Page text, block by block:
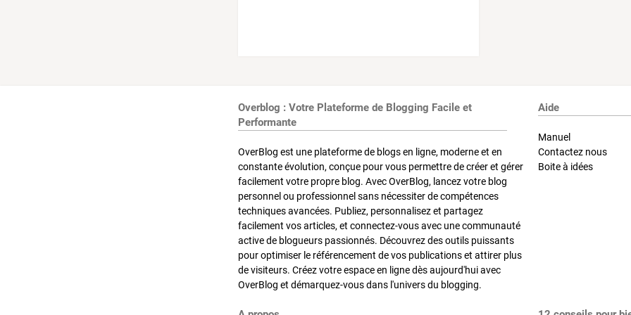
Overblog : Votre Plateforme de Blogging Facile et
Performante
OverBlog est une plateforme de blogs en ligne, moderne et en
constante évolution, conçue pour vous permettre de créer et gérer
facilement votre propre blog. Avec OverBlog, lancez votre blog
personnel ou professionnel sans nécessiter de compétences
techniques avancées. Publiez, personnalisez et partagez
facilement vos articles, et connectez-vous avec une communauté
active de blogueurs passionnés. Découvrez des outils puissants
pour optimiser le référencement de vos publications et attirer plus
de visiteurs. Créez votre espace en ligne dès aujourd'hui avec
OverBlog et démarquez-vous dans l'univers du blogging.
Aide
Manuel
Contactez nous
Boite à idées